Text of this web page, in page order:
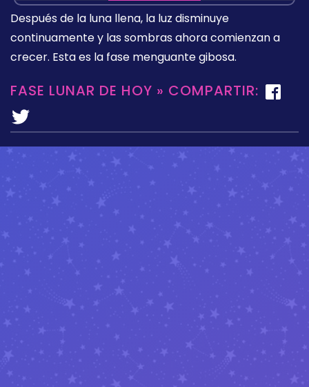
Después de la luna llena, la luz disminuye
continuamente y las sombras ahora comienzan a
crecer. Esta es la fase menguante gibosa.
FASE LUNAR DE HOY » COMPARTIR: